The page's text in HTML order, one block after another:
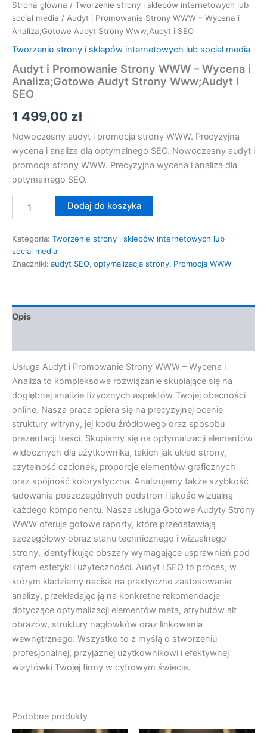
Strona główna / Tworzenie strony i sklepów internetowych lub
social media / Audyt i Promowanie Strony WWW – Wycena i
Analiza;Gotowe Audyt Strony Www;Audyt i SEO
Tworzenie strony i sklepów internetowych lub social media
Audyt i Promowanie Strony WWW – Wycena i
Analiza;Gotowe Audyt Strony Www;Audyt i
SEO
1 499,00 zł
Nowoczesny audyt i promocja strony WWW. Precyzyjna
wycena i analiza dla optymalnego SEO. Nowoczesny audyt i
promocja strony WWW. Precyzyjna wycena i analiza dla
optymalnego SEO.
i
SEO
Dodaj do koszyka
Kategoria: Tworzenie strony i sklepów internetowych lub
social media
Znaczniki: audyt SEO, optymalizacja strony, Promocja WWW
Opis
Usługa Audyt i Promowanie Strony WWW – Wycena i
Analiza to kompleksowe rozwiązanie skupiające się na
dogłębnej analizie fizycznych aspektów Twojej obecności
online. Nasza praca opiera się na precyzyjnej ocenie
struktury witryny, jej kodu źródłowego oraz sposobu
prezentacji treści. Skupiamy się na optymalizacji elementów
widocznych dla użytkownika, takich jak układ strony,
czytelność czcionek, proporcje elementów graficznych
oraz spójność kolorystyczna. Analizujemy także szybkość
ładowania poszczególnych podstron i jakość wizualną
każdego komponentu. Nasza usługa Gotowe Audyty Strony
WWW oferuje gotowe raporty, które przedstawiają
szczegółowy obraz stanu technicznego i wizualnego
strony, identyfikując obszary wymagające usprawnień pod
kątem estetyki i użyteczności. Audyt i SEO to proces, w
którym kładziemy nacisk na praktyczne zastosowanie
analizy, przekładając ją na konkretne rekomendacje
dotyczące optymalizacji elementów meta, atrybutów alt
obrazów, struktury nagłówków oraz linkowania
wewnętrznego. Wszystko to z myślą o stworzeniu
profesjonalnej, przyjaznej użytkownikowi i efektywnej
wizytówki Twojej firmy w cyfrowym świecie.
Podobne produkty